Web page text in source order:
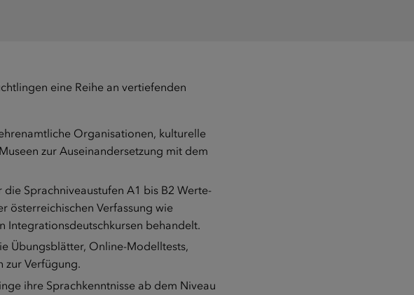
eine Reihe an vertiefenden
Organisationen, kulturelle
zur Auseinandersetzung mit dem
Sprachniveaustufen A1 bis B2 Werte-
österreichischen Verfassung wie
Integrationsdeutschkursen behandelt.
Übungsblätter, Online-Modelltests,
zur Verfügung.
ihre Sprachkenntnisse ab dem Niveau